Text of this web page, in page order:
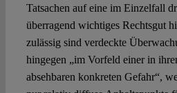
Tatsachen auf eine im Einzelfall
überragend wichtiges Rechtsgut
zulässig sind verdeckte
hingegen „im Vorfeld einer in
absehbaren konkreten Gefahr“,